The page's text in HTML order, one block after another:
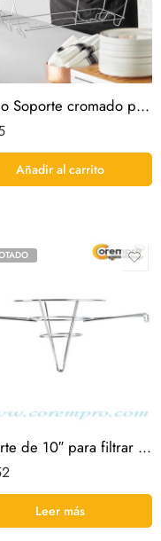
Base o Soporte cromado para Bandeja Full
Añadir al carrito
Soporte de 10″ para filtrar aceite en forma de cono
Leer más